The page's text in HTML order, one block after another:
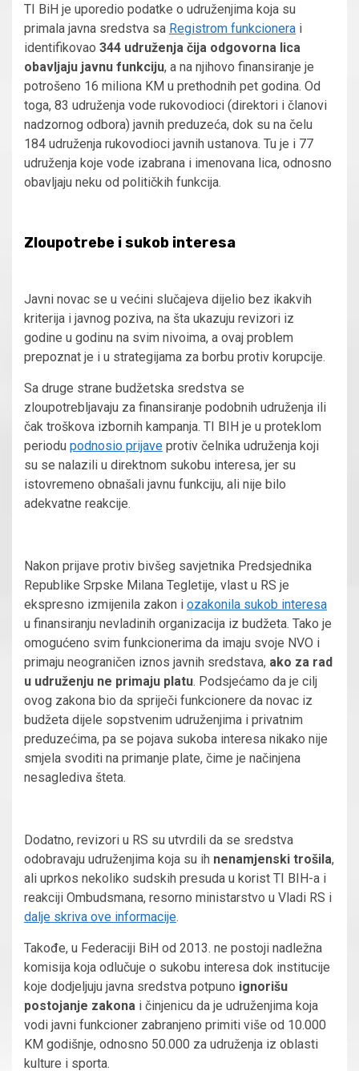
TI BiH je uporedio podatke o udruženjima koja su
primala javna sredstva sa Registrom funkcionera i
identifikovao 344 udruženja čija odgovorna lica
obavljaju javnu funkciju, a na njihovo finansiranje je
potrošeno 16 miliona KM u prethodnih pet godina. Od
toga, 83 udruženja vode rukovodioci (direktori i članovi
nadzornog odbora) javnih preduzeća, dok su na čelu
184 udruženja rukovodioci javnih ustanova. Tu je i 77
udruženja koje vode izabrana i imenovana lica, odnosno
obavljaju neku od političkih funkcija.
Zloupotrebe i sukob interesa
Javni novac se u većini slučajeva dijelio bez ikakvih
kriterija i javnog poziva, na šta ukazuju revizori iz
godine u godinu na svim nivoima, a ovaj problem
prepoznat je i u strategijama za borbu protiv korupcije.
Sa druge strane budžetska sredstva se
zloupotrebljavaju za finansiranje podobnih udruženja ili
čak troškova izbornih kampanja. TI BIH je u proteklom
periodu podnosio prijave protiv čelnika udruženja koji
su se nalazili u direktnom sukobu interesa, jer su
istovremeno obnašali javnu funkciju, ali nije bilo
adekvatne reakcije.
Nakon prijave protiv bivšeg savjetnika Predsjednika
Republike Srpske Milana Tegletije, vlast u RS je
ekspresno izmijenila zakon i ozakonila sukob interesa
u finansiranju nevladinih organizacija iz budžeta. Tako je
omogućeno svim funkcionerima da imaju svoje NVO i
primaju neograničen iznos javnih sredstava, ako za rad
u udruženju ne primaju platu. Podsjećamo da je cilj
ovog zakona bio da spriječi funkcionere da novac iz
budžeta dijele sopstvenim udruženjima i privatnim
preduzećima, pa se pojava sukoba interesa nikako nije
smjela svoditi na primanje plate, čime je načinjena
nesaglediva šteta.
Dodatno, revizori u RS su utvrdili da se sredstva
odobravaju udruženjima koja su ih nenamjenski trošila,
ali uprkos nekoliko sudskih presuda u korist TI BIH-a i
reakciji Ombudsmana, resorno ministarstvo u Vladi RS i
dalje skriva ove informacije.
Takođe, u Federaciji BiH od 2013. ne postoji nadležna
komisija koja odlučuje o sukobu interesa dok institucije
koje dodjeljuju javna sredstva potpuno ignorišu
postojanje zakona i činjenicu da je udruženjima koja
vodi javni funkcioner zabranjeno primiti više od 10.000
KM godišnje, odnosno 50.000 za udruženja iz oblasti
kulture i sporta.